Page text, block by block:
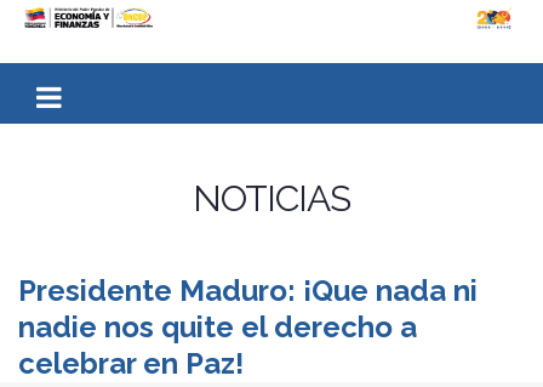
NOTICIAS
Presidente Maduro: ¡Que nada ni
nadie nos quite el derecho a
celebrar en Paz!